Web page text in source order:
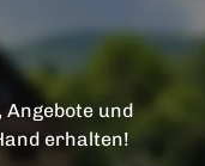
und
erhalten!